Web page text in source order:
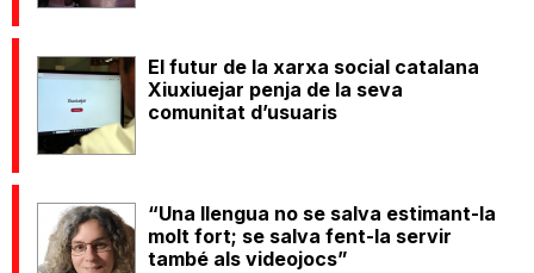
El futur de la xarxa social catalana
Xiuxiuejar penja de la seva
comunitat d’usuaris
“Una llengua no se salva estimant-la
molt fort; se salva fent-la servir
també als videojocs”